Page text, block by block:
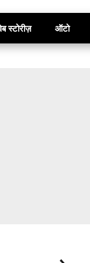
स्टोरीज़ ऑटो